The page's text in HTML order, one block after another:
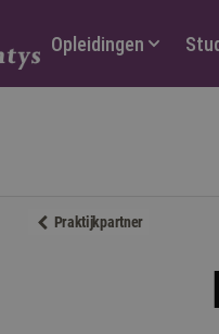
Hoofdmenu
Opleidingen
Praktijkpartner